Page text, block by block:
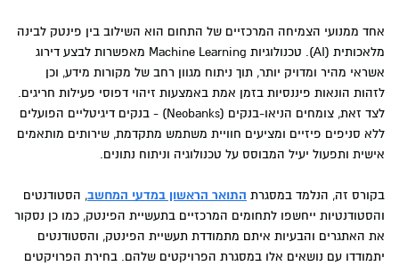
אחד ממנועי הצמיחה המרכזיים של התחום הוא השילוב בין פינטק לבינה
מלאכותית (AI). טכנולוגיות Machine Learning מאפשרות לבצע דירוג
אשראי מהיר ומדויק יותר, תוך ניתוח מגוון רחב של מקורות מידע, וכן
לזהות הונאות פיננסיות בזמן אמת באמצעות זיהוי דפוסי פעילות חריגים.
לצד זאת, צומחים הניאו-בנקים (Neobanks) - בנקים דיגיטליים הפועלים
ללא סניפים פיזיים ומציעים חוויית משתמש מתקדמת, שירותים מותאמים
אישית ותפעול יעיל המבוסס על טכנולוגיה וניתוח נתונים.
בקורס זה, הנלמד במסגרת התואר הראשון במדעי המחשב, הסטודנטים
והסטודנטיות ייחשפו לתחומים המרכזיים בתעשיית הפינטק, כמו כן נסקור
את האתגרים והבעיות איתם מתמודדת תעשיית הפינטק, והסטודנטים
יתמודדו עם נושאים אלו במסגרת הפרויקטים שלהם. בחירת הפרויקטים